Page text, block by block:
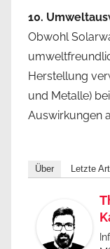
10.
Obwohl
Herstellung
und Metalle)
Auswirkungen
Über Letzte